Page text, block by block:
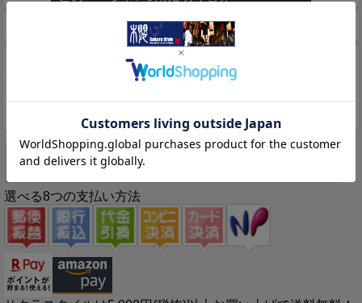
マイページ
特定商取引法に基づく表示
選べる8つの支払い方法